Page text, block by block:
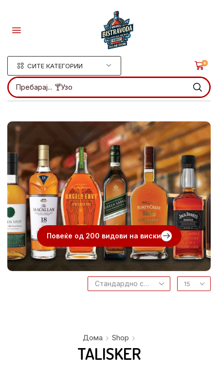
СИТЕ КАТЕГОРИИ
Пребарај... 🍸Узо
0
.
Повеќе од 200 видови на виски
Дома Shop
TALISKER